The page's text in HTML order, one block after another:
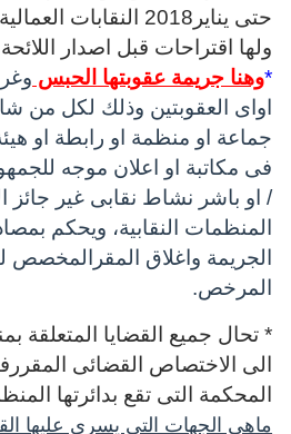
حتى يناير2018
ولها اقتراحات قبل اصدار اللائحة
*وهنا جريمة عقوبتها الحبس
اواى العقوبتين وذلك لكل
جماعة او منظمة او رابطة او
فى مكاتبة او اعلان موجه
/ او باشر نشاط نقابى غير جائز
المنظمات النقابية، ويحكم
الجريمة واغلاق المقرالمخصص
المرخص.
* تحال جميع القضايا المتعلقة
الى الاختصاص القضائى
المحكمة التى تقع بدائرتها
ماهى الجهات التى يسرى عليها